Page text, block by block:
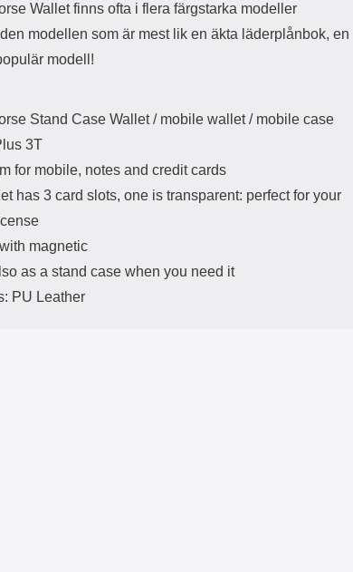
Wallet finns ofta i flera färgstarka modeller
modellen som är mest lik en äkta läderplånbok, en
modell!
Stand Case Wallet / mobile wallet / mobile case
3T
for mobile, notes and credit cards
has 3 card slots, one is transparent: perfect for your
magnetic
as a stand case when you need it
PU Leather